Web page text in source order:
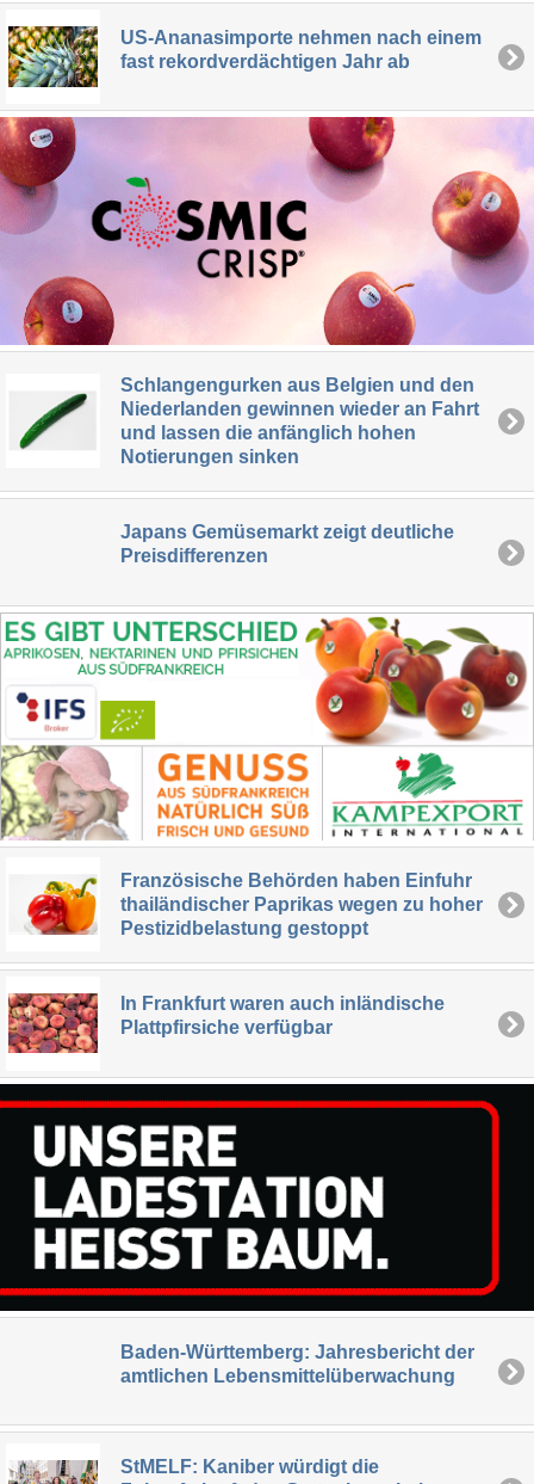
US-Ananasimporte nehmen nach einem
fast rekordverdächtigen Jahr ab
Schlangengurken aus Belgien und den
Niederlanden gewinnen wieder an Fahrt
und lassen die anfänglich hohen
Notierungen sinken
Japans Gemüsemarkt zeigt deutliche
Preisdifferenzen
Französische Behörden haben Einfuhr
thailändischer Paprikas wegen zu hoher
Pestizidbelastung gestoppt
In Frankfurt waren auch inländische
Plattpfirsiche verfügbar
Baden-Württemberg: Jahresbericht der
amtlichen Lebensmittelüberwachung
StMELF: Kaniber würdigt die